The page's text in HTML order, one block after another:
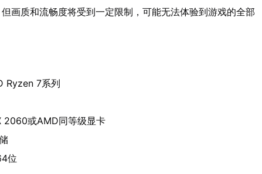
画质和流畅度将受到一定限制，可能无法体验到游戏的全部
Ryzen 7系列
2060或AMD同等级显卡
位